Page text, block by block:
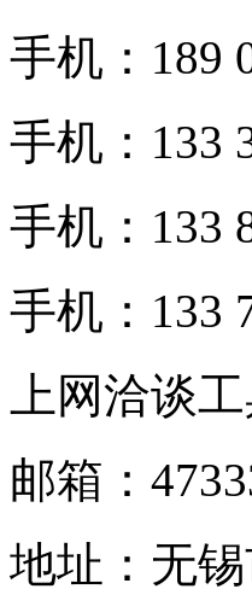
手机：189
手机：133
手机：133
手机：133
上网洽谈
邮箱：
地址：无